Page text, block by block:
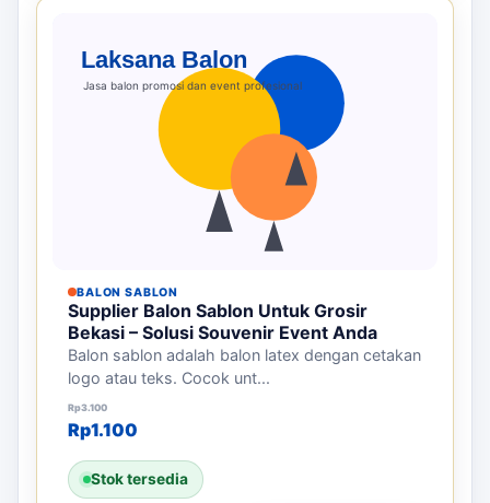
BALON SABLON
Supplier Balon Sablon Untuk Grosir
Bekasi – Solusi Souvenir Event Anda
Balon sablon adalah balon latex dengan cetakan
logo atau teks. Cocok unt...
Rp3.100
Harga aslinya adalah: Rp3.100.
Rp1.100
Harga saat ini adalah: Rp1.100.
Stok tersedia